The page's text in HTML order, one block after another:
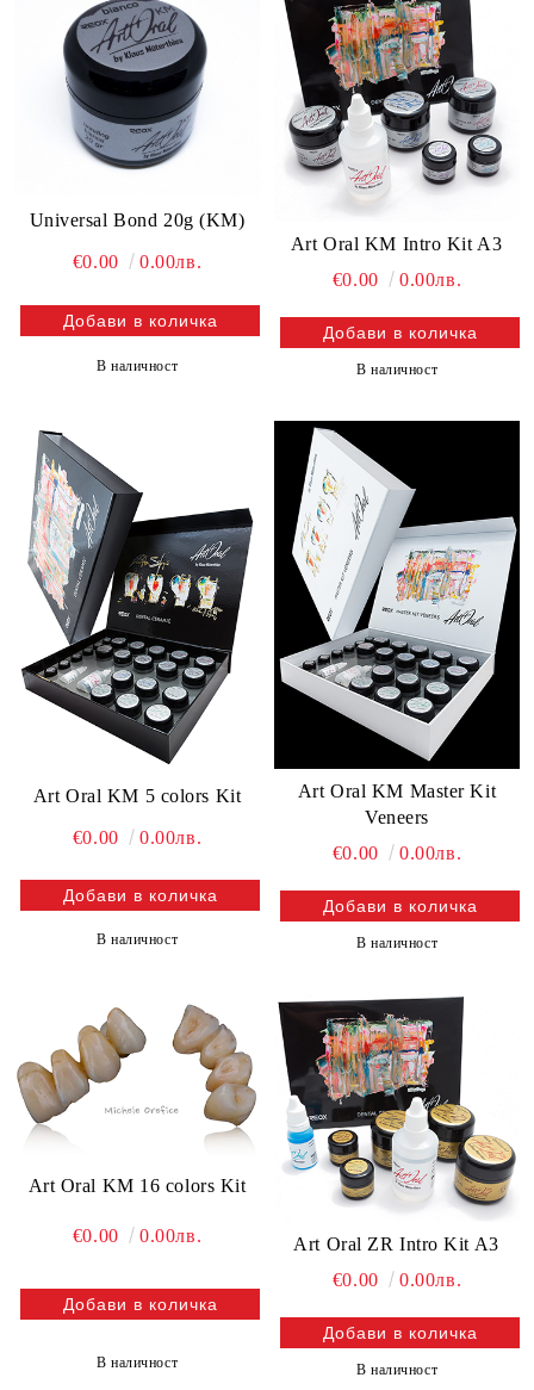
Universal Bond 20g (KM)
€0.00 0.00лв.
В наличност
Art Oral KM Intro Kit A3
€0.00
0.00лв.
В наличност
Art Oral KM 5 colors Kit
€0.00 0.00лв.
В наличност
Art Oral KM Master Kit
Veneers
€0.00
0.00лв.
В наличност
Art Oral KM 16 colors Kit
€0.00 0.00лв.
В наличност
Art Oral ZR Intro Kit A3
€0.00
0.00лв.
В наличност